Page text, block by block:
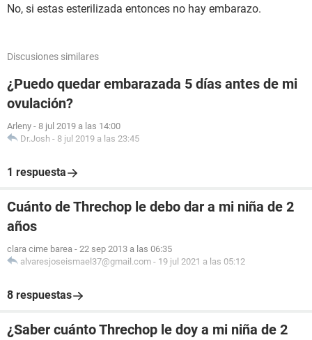
No, si estas esterilizada entonces no hay embarazo.
Discusiones similares
¿Puedo quedar embarazada 5 días antes de mi
ovulación?
Arleny - 8 jul 2019 a las 14:00
Dr.Josh - 8 jul 2019 a las 23:45
1 respuesta
Cuánto de Threchop le debo dar a mi niña de 2
años
clara cime barea - 22 sep 2013 a las 06:35
alvaresjoseismael37@gmail.com - 19 jul 2021 a las 05:12
8 respuestas
¿Saber cuánto Threchop le doy a mi niña de 2